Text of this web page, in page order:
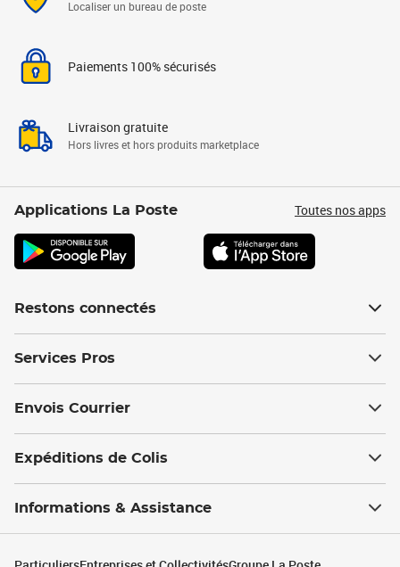
Localiser un bureau de poste
Paiements 100% sécurisés
Livraison gratuite
Hors livres et hors produits marketplace
Applications La Poste Toutes nos apps
Restons connectés
Services Pros
Envois Courrier
Expéditions de Colis
Informations & Assistance